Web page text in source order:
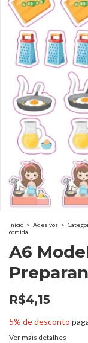
Início > Adesivos >
comida
A6
R$4,15
5% de desconto
Ver mais detalhes